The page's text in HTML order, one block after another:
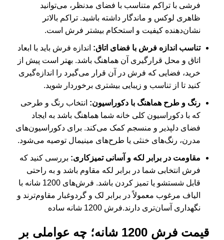
فرشی با تراکم متناسب با فضای مدنظر، می‌توانید
ظاهری لوکس و ماندگار داشته باشید. تراکم بالاتر
نشان‌دهنده کیفیت و استحکام بیشتر فرش است.
تناسب اندازه فرش با فضای اتاق: اندازه فرش باید با ابعاد
اتاق و محل قرارگیری آن هماهنگ باشد. بهتر است پیش از
خرید، فضایی که فرش در آن قرار می‌گیرد را اندازه‌گیری
کنید تا از تناسب و زیبایی بیشتری برخوردار شوید.
رنگ و طرح هماهنگ با دکوراسیون: انتخاب رنگ و طرحی
که با دکوراسیون کلی خانه شما هماهنگ باشد به ایجاد
فضای دلپذیر و منسجم کمک می‌کند. برای دکوراسیون‌های
مدرن، رنگ‌های خنثی یا طرح‌های مینیمال توصیه می‌شود.
مقاومت در برابر لکه و آسانی تمیزکاری: بررسی کنید که
فرش انتخابی شما در برابر لکه مقاوم باشد و به راحتی
قابل شستشو یا تمیز کردن باشد. فرش‌های 1200 شانه با
الیاف مرغوب معمولاً در برابر لک و گردوغبار مقاوم‌ترند و
نگهداری آسان‌تری دارند.فرش 1200 شانه ساده
قیمت فرش 1200 شانه؛ چه عواملی بر